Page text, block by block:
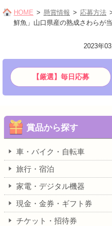
HOME 懸賞情報 応募方法
鮮魚」山口県産の熟成さわらが
2023年
【厳選】毎日応募
賞品から探す
車・バイク・自転車
旅行・宿泊
家電・デジタル機器
現金・金券・ギフト券
チケット・招待券